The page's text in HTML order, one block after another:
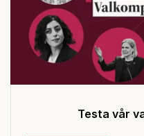
Testa vår